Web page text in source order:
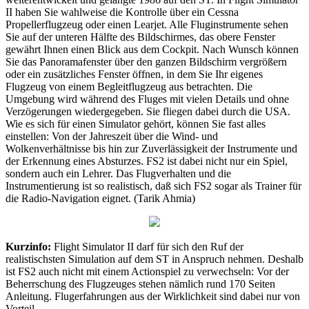
II haben Sie wahlweise die Kontrolle über ein Cessna
Propellerflugzeug oder einen Learjet. Alle Fluginstrumente sehen
Sie auf der unteren Hälfte des Bildschirmes, das obere Fenster
gewährt Ihnen einen Blick aus dem Cockpit. Nach Wunsch können
Sie das Panoramafenster über den ganzen Bildschirm vergrößern
oder ein zusätzliches Fenster öffnen, in dem Sie Ihr eigenes
Flugzeug von einem Begleitflugzeug aus betrachten. Die
Umgebung wird während des Fluges mit vielen Details und ohne
Verzögerungen wiedergegeben. Sie fliegen dabei durch die USA.
Wie es sich für einen Simulator gehört, können Sie fast alles
einstellen: Von der Jahreszeit über die Wind- und
Wolkenverhältnisse bis hin zur Zuverlässigkeit der Instrumente und
der Erkennung eines Absturzes. FS2 ist dabei nicht nur ein Spiel,
sondern auch ein Lehrer. Das Flugverhalten und die
Instrumentierung ist so realistisch, daß sich FS2 sogar als Trainer für
die Radio-Navigation eignet. (Tarik Ahmia)
Kurzinfo: Flight Simulator II darf für sich den Ruf der
realistischsten Simulation auf dem ST in Anspruch nehmen. Deshalb
ist FS2 auch nicht mit einem Actionspiel zu verwechseln: Vor der
Beherrschung des Flugzeuges stehen nämlich rund 170 Seiten
Anleitung. Flugerfahrungen aus der Wirklichkeit sind dabei nur von